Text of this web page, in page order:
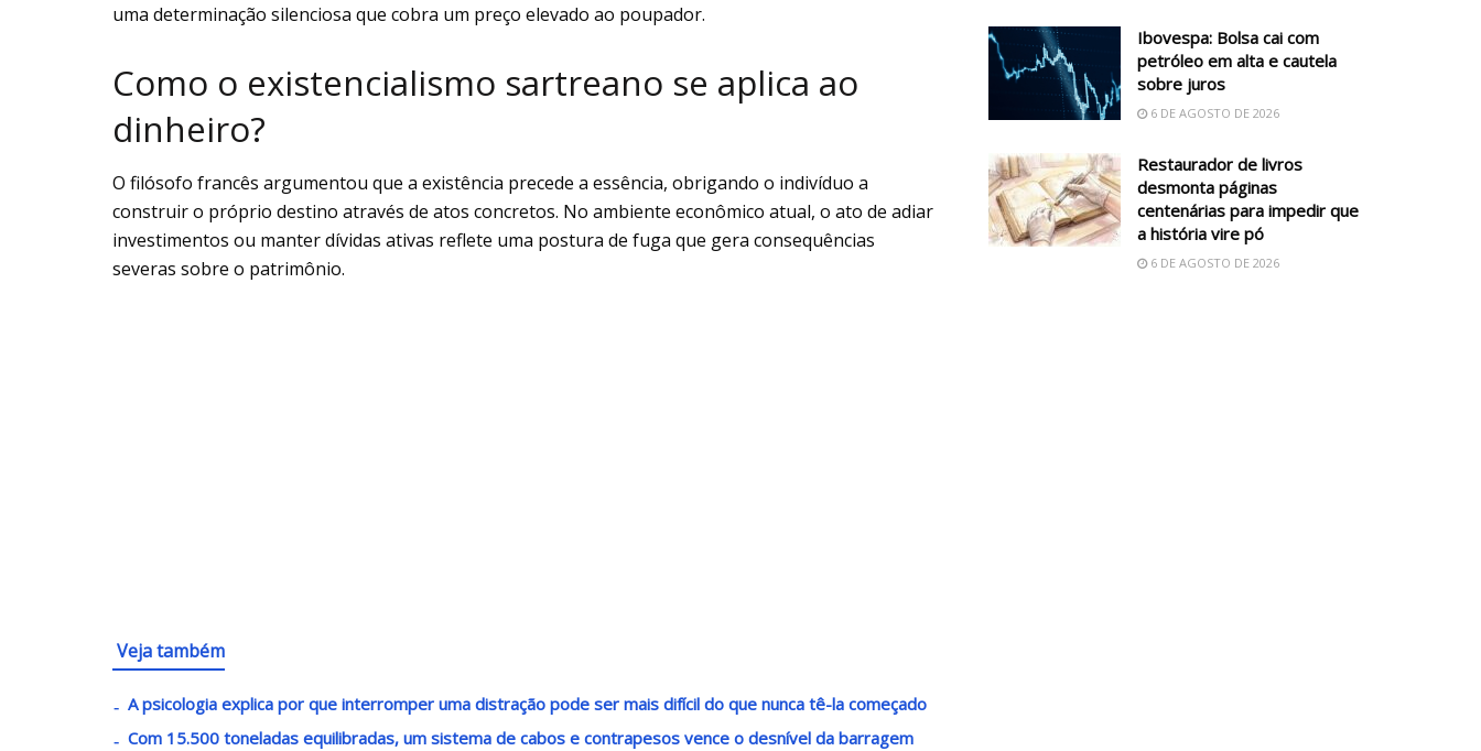
uma determinação silenciosa que cobra um preço elevado ao poupador.
Como o existencialismo sartreano se aplica ao
dinheiro?
O filósofo francês argumentou que a existência precede a essência, obrigando o indivíduo a
construir o próprio destino através de atos concretos. No ambiente econômico atual, o ato de adiar
investimentos ou manter dívidas ativas reflete uma postura de fuga que gera consequências
severas sobre o patrimônio.
Veja também
A psicologia explica por que interromper uma distração pode ser mais difícil do que nunca tê-la começado
Com 15.500 toneladas equilibradas, um sistema de cabos e contrapesos vence o desnível da barragem
Ibovespa: Bolsa cai com
petróleo em alta e cautela
sobre juros
6 DE AGOSTO DE 2026
Restaurador de livros
desmonta páginas
centenárias para impedir que
a história vire pó
6 DE AGOSTO DE 2026